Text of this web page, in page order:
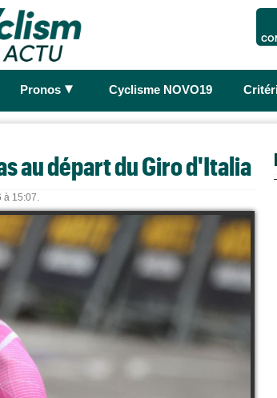
Pronos ► Cyclisme NOVO19
au départ du Giro d'Italia
à 15:07.